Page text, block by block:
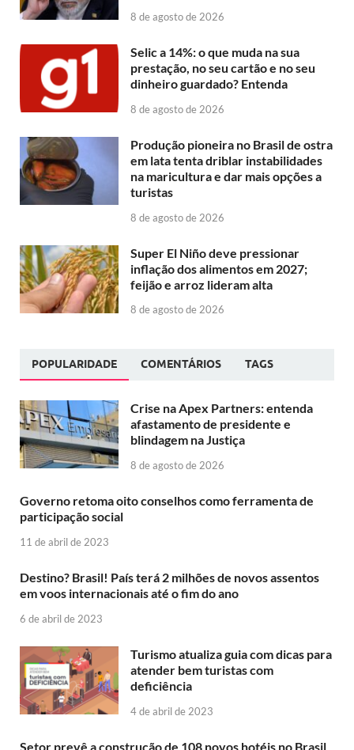
8 de agosto de 2026
Selic a 14%: o que muda na sua
prestação, no seu cartão e no seu
dinheiro guardado? Entenda
8 de agosto de 2026
Produção pioneira no Brasil de ostra
em lata tenta driblar instabilidades
na maricultura e dar mais opções a
turistas
8 de agosto de 2026
Super El Niño deve pressionar
inflação dos alimentos em 2027;
feijão e arroz lideram alta
8 de agosto de 2026
POPULARIDADE COMENTÁRIOS TAGS
Crise na Apex Partners: entenda
afastamento de presidente e
blindagem na Justiça
8 de agosto de 2026
Governo retoma oito conselhos como ferramenta de
participação social
11 de abril de 2023
Destino? Brasil! País terá 2 milhões de novos assentos
em voos internacionais até o fim do ano
6 de abril de 2023
Turismo atualiza guia com dicas para
atender bem turistas com
deficiência
4 de abril de 2023
Setor prevê a construção de 108 novos hotéis no Brasil